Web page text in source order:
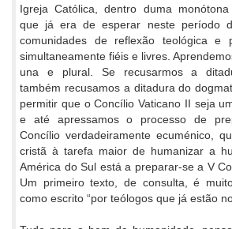
Igreja Católica, dentro duma
que já era de esperar neste período
comunidades de reflexão teológica e
simultaneamente fiéis e livres.
una e plural. Se recusarmos a
também recusamos a ditadura do
permitir que o Concílio Vaticano II seja
e até apressamos o processo de
Concílio verdadeiramente ecuménico,
cristã à tarefa maior de humanizar a
América do Sul está a preparar-se a V
Um primeiro texto, de consulta, é
como escrito “por teólogos que já estão no